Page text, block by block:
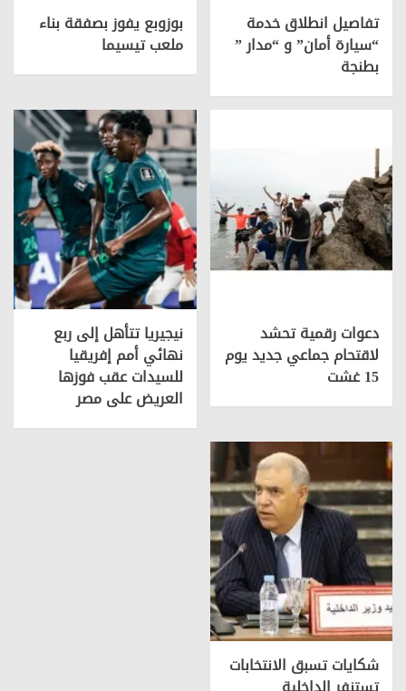
تفاصيل انطلاق خدمة
“سيارة أمان” و “مدار ”
بطنجة
بوزوبع يفوز بصفقة بناء
ملعب تيسيما
دعوات رقمية تحشد
لاقتحام جماعي جديد يوم
15 غشت
نيجيريا تتأهل إلى ربع
نهائي أمم إفريقيا
للسيدات عقب فوزها
العريض على مصر
شكايات تسبق الانتخابات